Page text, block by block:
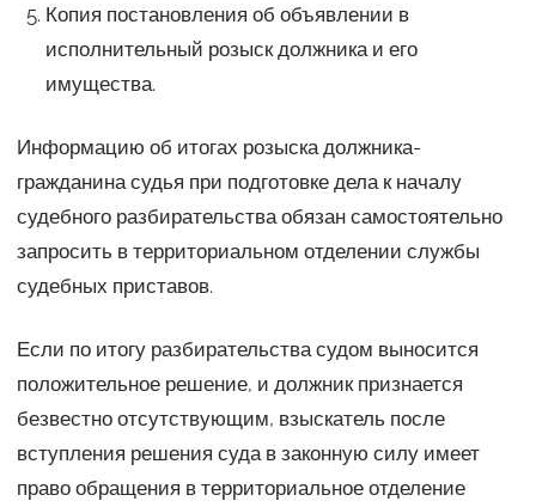
Копия постановления об объявлении в
исполнительный розыск должника и его
имущества.
Информацию об итогах розыска должника-
гражданина судья при подготовке дела к началу
судебного разбирательства обязан самостоятельно
запросить в территориальном отделении службы
судебных приставов.
Если по итогу разбирательства судом выносится
положительное решение, и должник признается
безвестно отсутствующим, взыскатель после
вступления решения суда в законную силу имеет
право обращения в территориальное отделение